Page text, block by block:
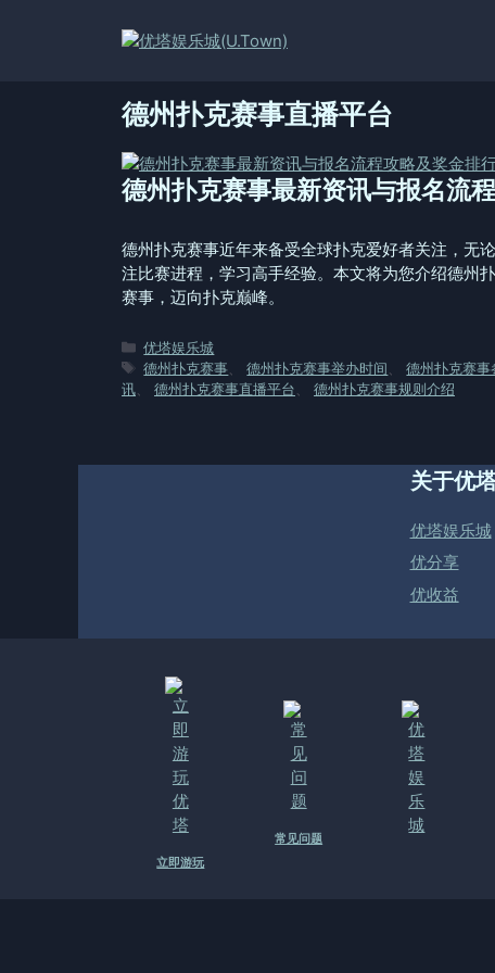
德州扑克赛事直播平台
德州扑克赛事最新资讯与报名流
德州扑克赛事近年来备受全球扑克爱好者关注，无
注比赛进程，学习高手经验。本文将为您介绍德州
赛事，迈向扑克巅峰。
分
类
优塔娱乐城
标
签
德州扑克赛事 、德州扑克赛事举办时间 、德州扑克赛事
讯
德州扑克赛事直播平台 德州扑克赛事规则介绍
关于优
优塔娱乐城
优分享
优收益
立即游玩
常见问题